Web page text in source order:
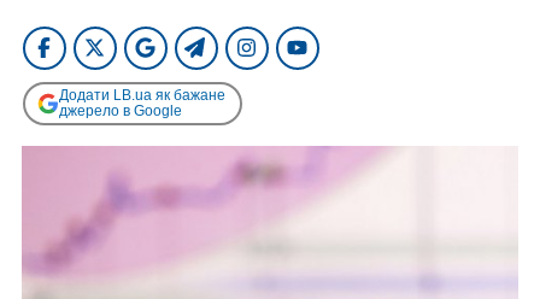
Додати LB.ua як бажане
джерело в Google